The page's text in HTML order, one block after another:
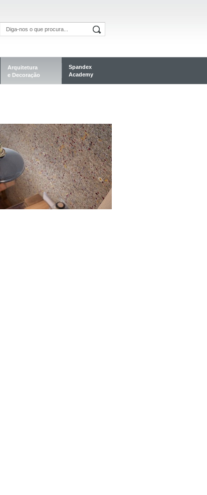
Arquitetura
e Decoração
Spandex
Academy